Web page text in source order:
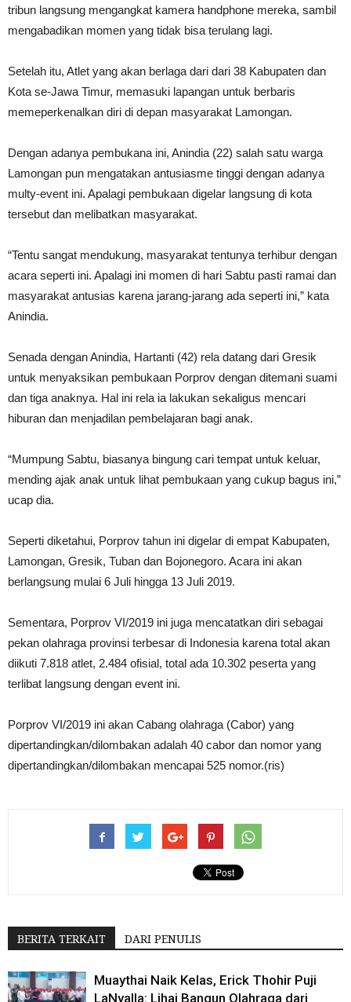
tribun langsung mengangkat kamera handphone mereka, sambil
mengabadikan momen yang tidak bisa terulang lagi.
Setelah itu, Atlet yang akan berlaga dari dari 38 Kabupaten dan
Kota se-Jawa Timur, memasuki lapangan untuk berbaris
memeperkenalkan diri di depan masyarakat Lamongan.
Dengan adanya pembukana ini, Anindia (22) salah satu warga
Lamongan pun mengatakan antusiasme tinggi dengan adanya
multy-event ini. Apalagi pembukaan digelar langsung di kota
tersebut dan melibatkan masyarakat.
“Tentu sangat mendukung, masyarakat tentunya terhibur dengan
acara seperti ini. Apalagi ini momen di hari Sabtu pasti ramai dan
masyarakat antusias karena jarang-jarang ada seperti ini,” kata
Anindia.
Senada dengan Anindia, Hartanti (42) rela datang dari Gresik
untuk menyaksikan pembukaan Porprov dengan ditemani suami
dan tiga anaknya. Hal ini rela ia lakukan sekaligus mencari
hiburan dan menjadilan pembelajaran bagi anak.
“Mumpung Sabtu, biasanya bingung cari tempat untuk keluar,
mending ajak anak untuk lihat pembukaan yang cukup bagus ini,”
ucap dia.
Seperti diketahui, Porprov tahun ini digelar di empat Kabupaten,
Lamongan, Gresik, Tuban dan Bojonegoro. Acara ini akan
berlangsung mulai 6 Juli hingga 13 Juli 2019.
Sementara, Porprov VI/2019 ini juga mencatatkan diri sebagai
pekan olahraga provinsi terbesar di Indonesia karena total akan
diikuti 7.818 atlet, 2.484 ofisial, total ada 10.302 peserta yang
terlibat langsung dengan event ini.
Porprov VI/2019 ini akan Cabang olahraga (Cabor) yang
dipertandingkan/dilombakan adalah 40 cabor dan nomor yang
dipertandingkan/dilombakan mencapai 525 nomor.(ris)
BERITA TERKAIT DARI PENULIS
Muaythai Naik Kelas, Erick Thohir Puji
LaNyalla: Lihai Bangun Olahraga dari